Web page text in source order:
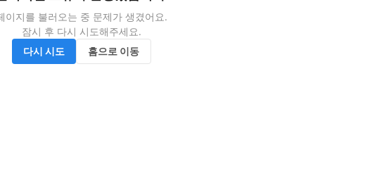
이지를 불러오는 중 문제가 생겼어요.
잠시 후 다시 시도해주세요.
다시 시도
홈으로 이동